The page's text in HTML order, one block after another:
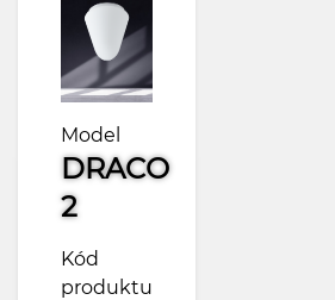
Model
DRACO
2
Kód
produktu